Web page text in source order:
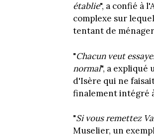
établie", a confié à
complexe sur
tentant de
"Chacun veut
normal", a expliqué
d'Isère qui ne
finalement intégré
"Si vous remettez
Muselier, un